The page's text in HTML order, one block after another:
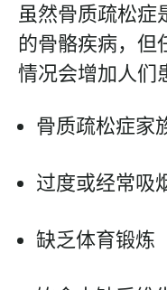
虽然骨质疏松症
的骨骼疾病，但
情况会增加人们
骨质疏松症家
过度或经常吸
缺乏体育锻炼